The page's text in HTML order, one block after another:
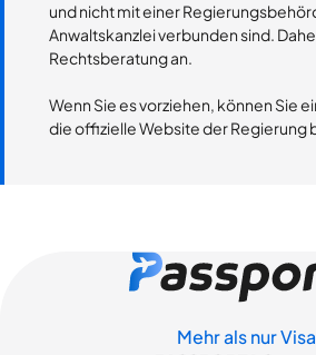
und nicht mit einer
Anwaltskanzlei verbunden sind.
Rechtsberatung an.
Wenn Sie es vorziehen, können Sie
die offizielle Website der Regierung
Mehr als nur